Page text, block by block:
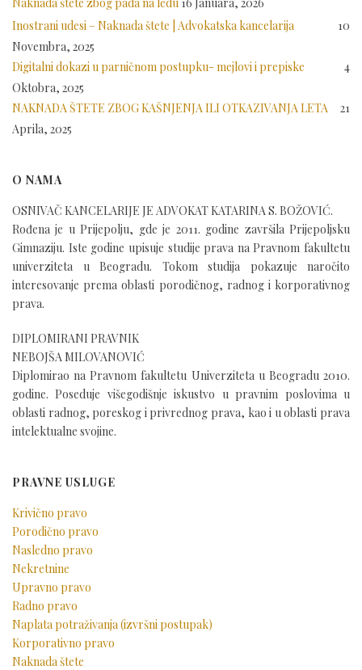
Inostrani udesi – Naknada štete | Advokatska kancelarija
10
Novembra, 2025
Digitalni dokazi u parničnom postupku- mejlovi i prepiske
4
Oktobra, 2025
NAKNADA ŠTETE ZBOG KAŠNJENJA ILI OTKAZIVANJA LETA
21
Aprila, 2025
O NAMA
OSNIVAČ KANCELARIJE JE ADVOKAT KATARINA S. BOŽOVIĆ.
Rođena je u Prijepolju, gde je 2011. godine završila Prijepoljsku
Gimnaziju. Iste godine upisuje studije prava na Pravnom fakultetu
univerziteta u Beogradu. Tokom studija pokazuje naročito
interesovanje prema oblasti porodičnog, radnog i korporativnog
prava.
DIPLOMIRANI PRAVNIK
NEBOJŠA MILOVANOVIĆ
Diplomirao na Pravnom fakultetu Univerziteta u Beogradu 2010.
godine. Poseduje višegodišnje iskustvo u pravnim poslovima u
oblasti radnog, poreskog i privrednog prava, kao i u oblasti prava
intelektualne svojine.
PRAVNE USLUGE
Krivično pravo
Porodično pravo
Nasledno pravo
Nekretnine
Upravno pravo
Radno pravo
Naplata potraživanja (izvršni postupak)
Korporativno pravo
Naknada štete